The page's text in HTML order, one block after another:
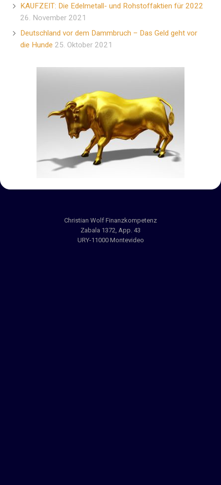
KAUFZEIT: Die Edelmetall- und Rohstoffaktien für 2022
26. November 2021
Deutschland vor dem Dammbruch – Das Geld geht vor
die Hunde 25. Oktober 2021
Christian Wolf Finanzkompetenz
Zabala 1372, App. 43
URY-11000 Montevideo